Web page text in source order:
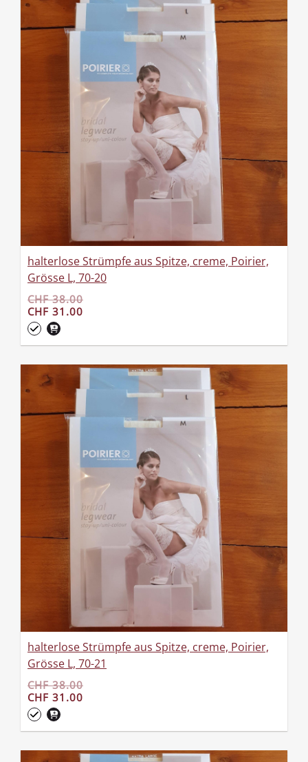
halterlose Strümpfe aus Spitze, creme, Poirier,
Grösse L, 70-20
CHF 38.00
CHF 31.00
halterlose Strümpfe aus Spitze, creme, Poirier,
Grösse L, 70-21
CHF 38.00
CHF 31.00